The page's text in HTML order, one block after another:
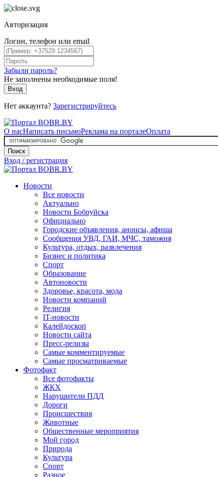
Авторизация
Логин, телефон или email
Забыли пароль?
Не заполнены необходимые поля!
Вход
Нет аккаунта? Зарегистрируйтесь
О насНаписать письмоРеклама на порталеОплата
Поиск
Вход / регистрация
Новости
Все новости
Актуально
Новости Бобруйска
Официально
Городские объявления, анонсы, афиша
Сообщения УВД, ГАИ, МЧС, таможня
Культура, отдых, развлечения
Бизнес и политика
Спорт
Образование
Автоновости
Здоровье, красота, мода
Новости компаний
Религия
IT-новости
Калейдоскоп
Новости сайта
Пресс-релизы
Самые комментируемые
Самые просматриваемые
Фотофакт
Все фотофакты
ЖКХ
Нарушители ПДД
Дороги
Происшествия
Животные
Общественные мероприятия
Мой город
Природа
Культура
Спорт
Разное